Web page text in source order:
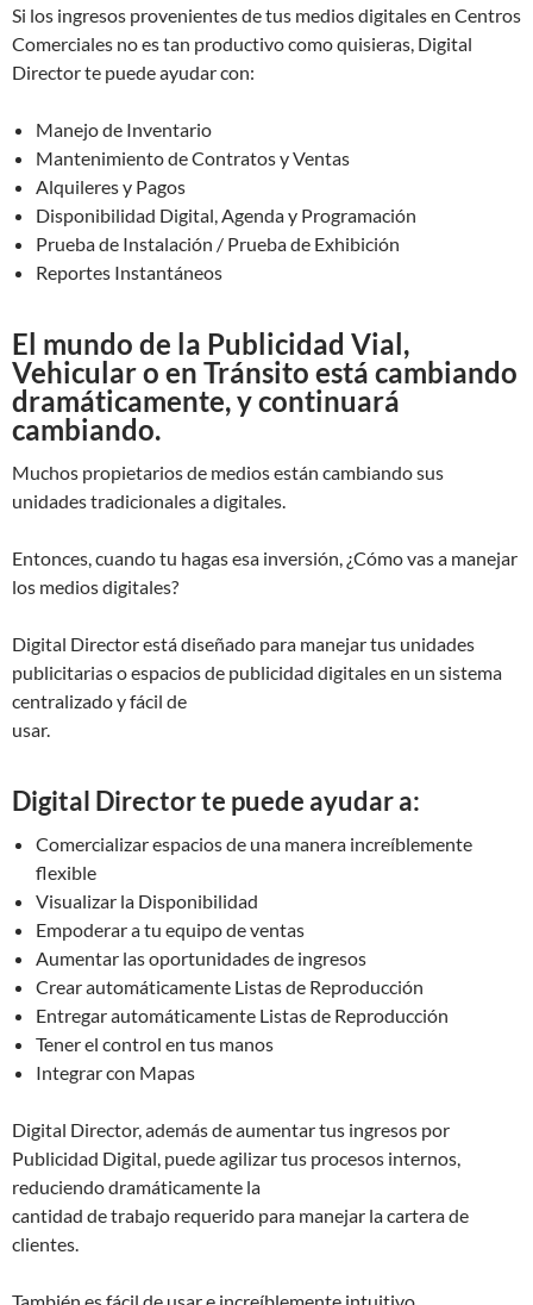
Si los ingresos provenientes de tus medios digitales en Centros
Comerciales no es tan productivo como quisieras, Digital
Director te puede ayudar con:
Manejo de Inventario
Mantenimiento de Contratos y Ventas
Alquileres y Pagos
Disponibilidad Digital, Agenda y Programación
Prueba de Instalación / Prueba de Exhibición
Reportes Instantáneos
El mundo de la Publicidad Vial,
Vehicular o en Tránsito está cambiando
dramáticamente, y continuará
cambiando.
Muchos propietarios de medios están cambiando sus
unidades tradicionales a digitales.
Entonces, cuando tu hagas esa inversión, ¿Cómo vas a manejar
los medios digitales?
Digital Director está diseñado para manejar tus unidades
publicitarias o espacios de publicidad digitales en un sistema
centralizado y fácil de
usar.
Digital Director te puede ayudar a:
Comercializar espacios de una manera increíblemente
flexible
Visualizar la Disponibilidad
Empoderar a tu equipo de ventas
Aumentar las oportunidades de ingresos
Crear automáticamente Listas de Reproducción
Entregar automáticamente Listas de Reproducción
Tener el control en tus manos
Integrar con Mapas
Digital Director, además de aumentar tus ingresos por
Publicidad Digital, puede agilizar tus procesos internos,
reduciendo dramáticamente la
cantidad de trabajo requerido para manejar la cartera de
clientes.